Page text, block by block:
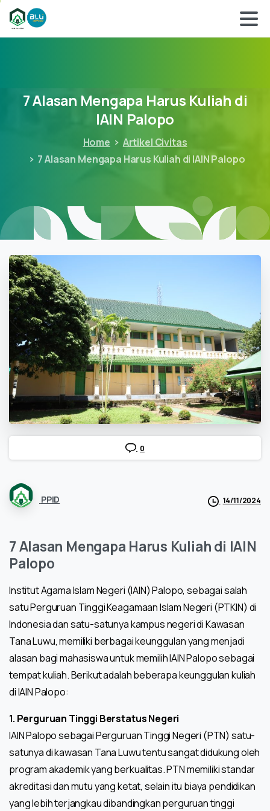
7Alasan Mengapa Harus Kuliah di
IAIN Palopo
Home
Artikel Civitas
7 Alasan Mengapa Harus Kuliah di IAIN Palopo
0
PPID 14/11/2024
7 Alasan Mengapa Harus Kuliah di IAIN
Palopo
Institut Agama Islam Negeri (IAIN) Palopo, sebagai salah
satu Perguruan Tinggi Keagamaan Islam Negeri (PTKIN) di
Indonesia dan satu-satunya kampus negeri di Kawasan
Tana Luwu, memiliki berbagai keunggulan yang menjadi
alasan bagi mahasiswa untuk memilih IAIN Palopo sebagai
tempat kuliah. Berikut adalah beberapa keunggulan kuliah
di IAIN Palopo:
1. Perguruan Tinggi Berstatus Negeri
IAIN Palopo sebagai Perguruan Tinggi Negeri (PTN) satu-
satunya di kawasan Tana Luwu tentu sangat didukung oleh
program akademik yang berkualitas. PTN memiliki standar
akreditasi dan mutu yang ketat, selain itu biaya pendidikan
yang lebih terjangkau dibandingkan perguruan tinggi